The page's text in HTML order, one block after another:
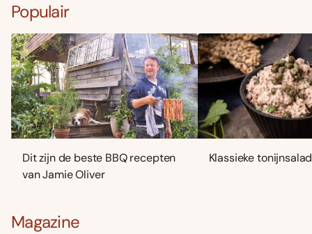
Populair
Dit zijn de beste BBQ recepten
van Jamie Oliver
Klassieke
Magazine